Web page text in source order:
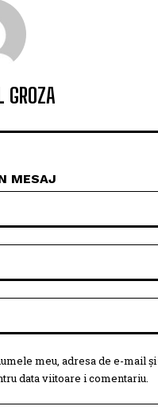
GROZA
MESAJ
meu, adresa de e-mail
data viitoare i comentariu.